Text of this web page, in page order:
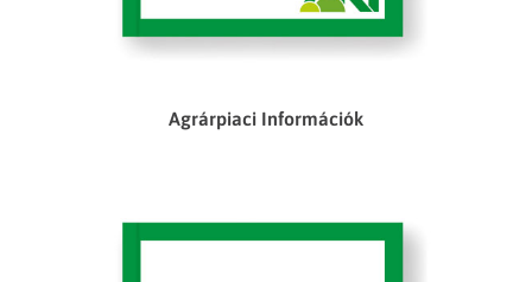
Agrárpiaci Információk